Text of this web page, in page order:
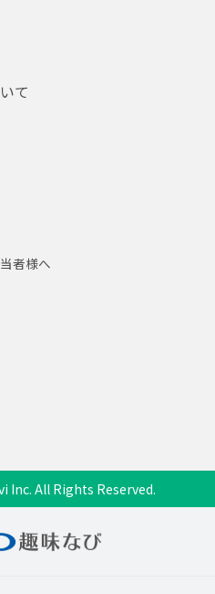
て
者様へ
Inc. All Rights Reserved.